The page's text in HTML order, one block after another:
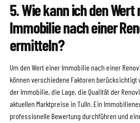
5. Wie kann ich den
Immobilie nach einer
ermitteln?
Um den Wert einer Immobilie nach einer
können verschiedene Faktoren berücksichtigt
der Immobilie, die Lage, die Qualität der
aktuellen Marktpreise in Tulln. Ein
professionelle Bewertung durchführen und